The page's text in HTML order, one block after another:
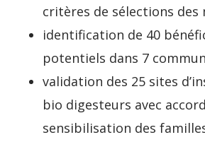
critères de sélections des
identification de 40
potentiels dans 7
validation des 25 sites
bio digesteurs avec
sensibilisation des